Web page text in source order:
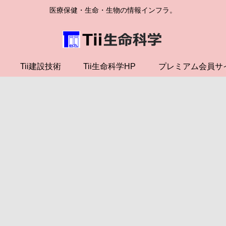
医療保健・生命・生物の情報インフラ。
Tii建設技術 Tii生命科学HP プレミアム会員サ